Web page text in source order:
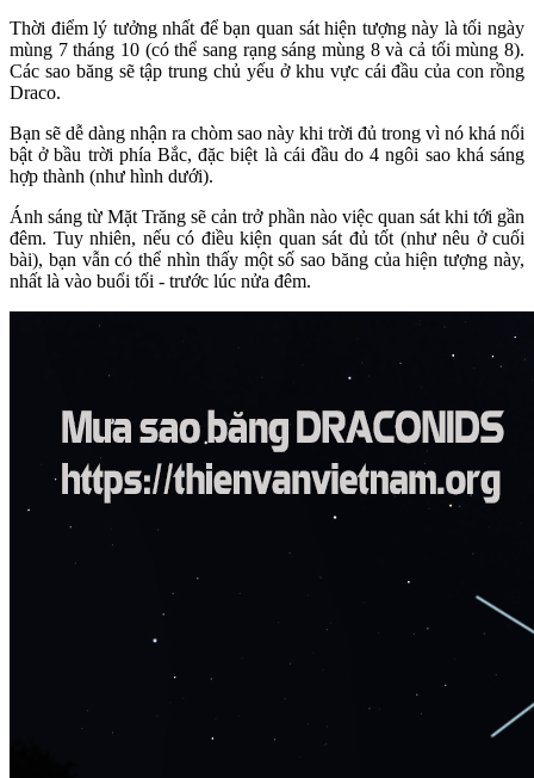
Thời điểm lý tưởng nhất để bạn quan sát hiện tượng này là tối ngày
mùng 7 tháng 10 (có thể sang rạng sáng mùng 8 và cả tối mùng 8).
Các sao băng sẽ tập trung chủ yếu ở khu vực cái đầu của con rồng
Draco.
Bạn sẽ dễ dàng nhận ra chòm sao này khi trời đủ trong vì nó khá nổi
bật ở bầu trời phía Bắc, đặc biệt là cái đầu do 4 ngôi sao khá sáng
hợp thành (như hình dưới).
Ánh sáng từ Mặt Trăng sẽ cản trở phần nào việc quan sát khi tới gần
đêm. Tuy nhiên, nếu có điều kiện quan sát đủ tốt (như nêu ở cuối
bài), bạn vẫn có thể nhìn thấy một số sao băng của hiện tượng này,
nhất là vào buổi tối - trước lúc nửa đêm.